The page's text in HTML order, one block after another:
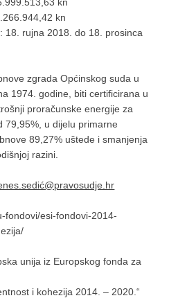
kn
18. rujna 2018. do 18. prosinca
zgrada Općinskog suda u
1974. godine, biti certificirana u
proračunske energije za
79,95%, u dijelu primarne
89,27% uštede i smanjenja
razini.
fondovi/esi-fondovi-2014-
i-kohezija/
unija iz Europskog fonda za
i kohezija 2014. – 2020.“